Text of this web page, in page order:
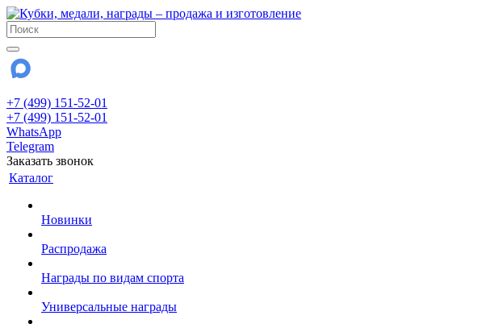
+7 (499) 151-52-01
+7 (499) 151-52-01
WhatsApp
Telegram
Заказать звонок
Каталог
Новинки
Распродажа
Награды по видам спорта
Универсальные награды